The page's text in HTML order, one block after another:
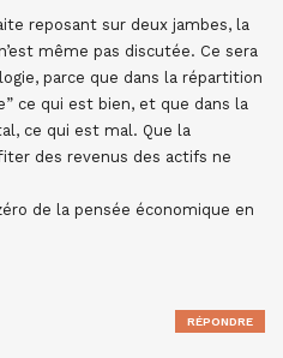
reposant sur deux jambes, la
même pas discutée. Ce sera
parce que dans la répartition
ce qui est bien, et que dans la
ce qui est mal. Que la
des revenus des actifs ne
de la pensée économique en
RÉPONDRE